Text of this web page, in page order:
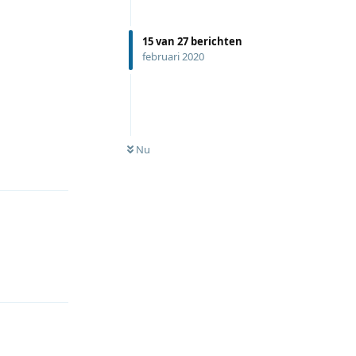
15van 27 berichten
februari 2020
Nu